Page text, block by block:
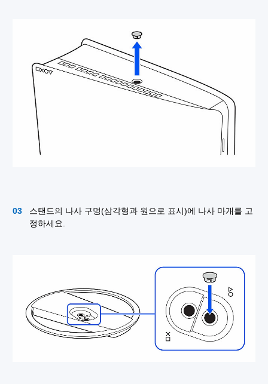
스탠드의 나사 구멍(삼각형과 원으로 표시)에 나사 마개를 고
정하세요.